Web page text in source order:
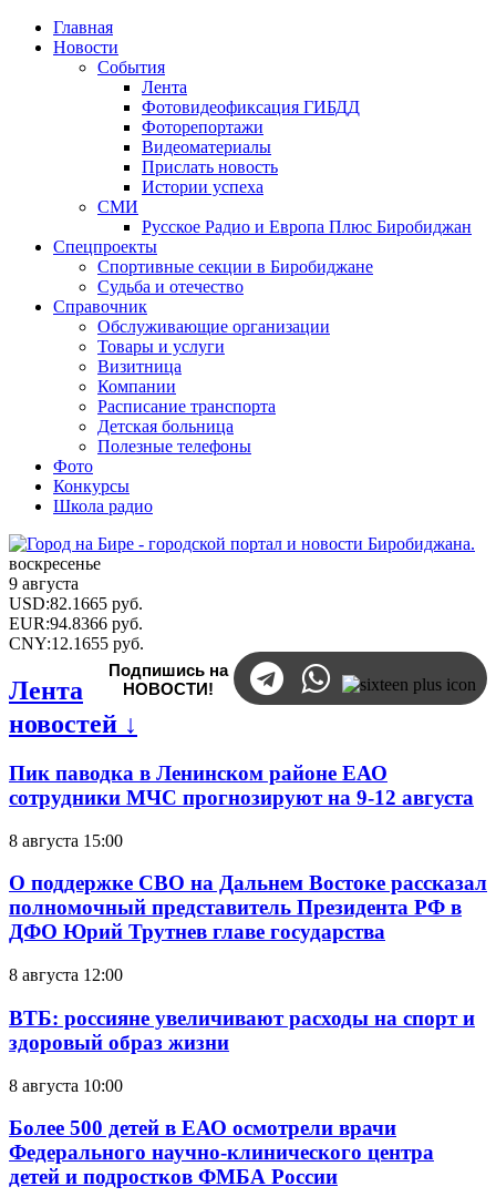
Главная
Новости
События
Лента
Фотовидеофиксация ГИБДД
Фоторепортажи
Видеоматериалы
Прислать новость
Истории успеха
СМИ
Русское Радио и Европа Плюс Биробиджан
Спецпроекты
Спортивные секции в Биробиджане
Судьба и отечество
Справочник
Обслуживающие организации
Товары и услуги
Визитница
Компании
Расписание транспорта
Детская больница
Полезные телефоны
Фото
Конкурсы
Школа радио
воскресенье
9 августа
USD:82.1665 руб.
EUR:94.8366 руб.
CNY:12.1655 руб.
Подпишись на
НОВОСТИ!
Лента
новостей ↓
Пик паводка в Ленинском районе ЕАО
сотрудники МЧС прогнозируют на 9-12 августа
8 августа 15:00
О поддержке СВО на Дальнем Востоке рассказал
полномочный представитель Президента РФ в
ДФО Юрий Трутнев главе государства
8 августа 12:00
ВТБ: россияне увеличивают расходы на спорт и
здоровый образ жизни
8 августа 10:00
Более 500 детей в ЕАО осмотрели врачи
Федерального научно-клинического центра
детей и подростков ФМБА России